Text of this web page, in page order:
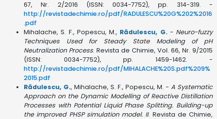
67, Nr. 2/2016 (ISSN: 0034-7752), pp. 314-319. -
http://revistadechimie.ro/pdf/RADULESCU%20G%202%2016
.pdf
Mihalache, S. F., Popescu, M., Rădulescu, G. - Neuro-fuzzy
Techniques Used for Steady State Modeling of pH
Neutralization Process. Revista de Chimie, Vol. 66, Nr. 9/2015
(ISSN: 0034-7752), pp. 1459-1462. -
http://revistadechimie.ro/pdf/MIHALACHE%20S.pdf%209%
2015.pdf
Rădulescu, G., Mihalache, S. F., Popescu, M. - A Systematic
Approach on the Dynamic Modelling of Reactive Distillation
Processes with Potential Liquid Phase Splitting. Building-up
the improved PHSP simulation model. II. Revista de Chimie,